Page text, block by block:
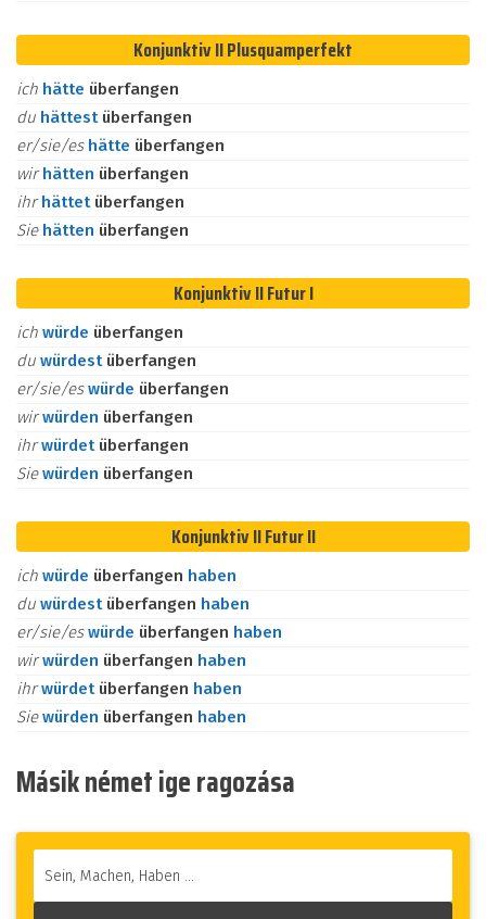
Konjunktiv II Plusquamperfekt
ich hätte überfangen
du hättest überfangen
er/sie/es hätte überfangen
wirhätten überfangen
ihrhättet überfangen
Sie hätten überfangen
Konjunktiv II Futur I
ich würde überfangen
du würdest überfangen
er/sie/eswürde überfangen
wirwürden überfangen
ihrwürdet überfangen
Siewürden überfangen
Konjunktiv II Futur II
ich würde überfangen haben
du würdest überfangen haben
er/sie/eswürde überfangen haben
wirwürden überfangen haben
ihrwürdet überfangen haben
Siewürden überfangen haben
Másik német ige ragozása